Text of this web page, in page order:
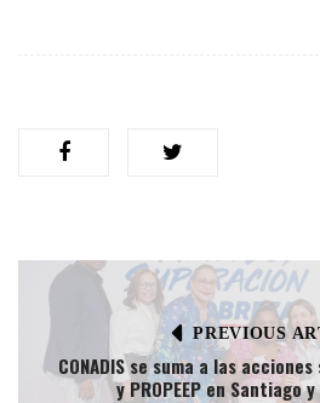
PREVIOUS
CONADIS se suma a las
y PROPEEP en Santiago